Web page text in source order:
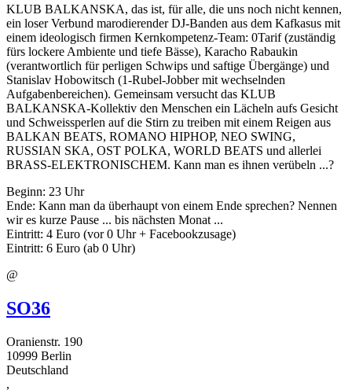
KLUB BALKANSKA, das ist, für alle, die uns noch nicht kennen,
ein loser Verbund marodierender DJ-Banden aus dem Kafkasus mit
einem ideologisch firmen Kernkompetenz-Team: 0Tarif (zuständig
fürs lockere Ambiente und tiefe Bässe), Karacho Rabaukin
(verantwortlich für perligen Schwips und saftige Übergänge) und
Stanislav Hobowitsch (1-Rubel-Jobber mit wechselnden
Aufgabenbereichen). Gemeinsam versucht das KLUB
BALKANSKA-Kollektiv den Menschen ein Lächeln aufs Gesicht
und Schweissperlen auf die Stirn zu treiben mit einem Reigen aus
BALKAN BEATS, ROMANO HIPHOP, NEO SWING,
RUSSIAN SKA, OST POLKA, WORLD BEATS und allerlei
BRASS-ELEKTRONISCHEM. Kann man es ihnen verübeln ...?
Beginn: 23 Uhr
Ende: Kann man da überhaupt von einem Ende sprechen? Nennen
wir es kurze Pause ... bis nächsten Monat ...
Eintritt: 4 Euro (vor 0 Uhr + Facebookzusage)
Eintritt: 6 Euro (ab 0 Uhr)
@
SO36
Oranienstr. 190
10999 Berlin
Deutschland
,